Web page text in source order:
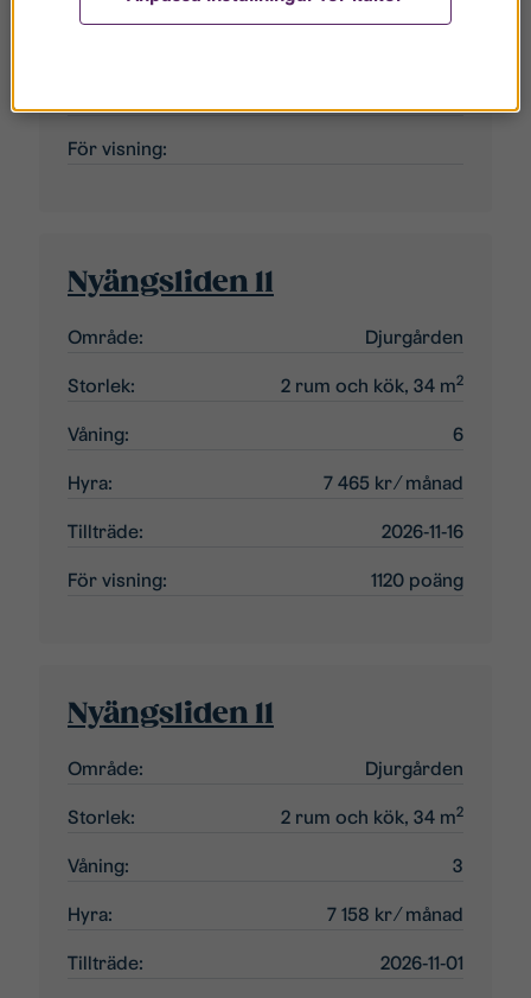
För visning:
Nyängsliden 11
Område: Djurgården
Storlek: 2 rum och kök, 34 m2
Våning: 6
Hyra: 7 465 kr⁄ månad
Tillträde: 2026-11-16
För visning: 1120 poäng
Nyängsliden 11
Område: Djurgården
Storlek: 2 rum och kök, 34 m2
Våning: 3
Hyra: 7 158 kr⁄ månad
Tillträde: 2026-11-01